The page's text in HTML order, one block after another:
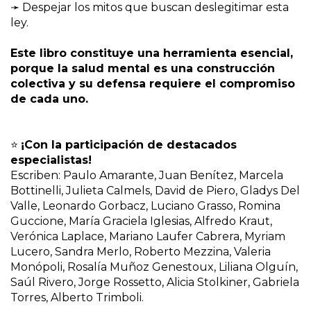
➛ Despejar los mitos que buscan deslegitimar esta
ley.
Este libro constituye una herramienta esencial,
porque la salud mental es una construcción
colectiva y su defensa requiere el compromiso
de cada uno.
⭐ ¡Con la participación de destacados
especialistas!
Escriben: Paulo Amarante, Juan Benítez, Marcela
Bottinelli, Julieta Calmels, David de Piero, Gladys Del
Valle, Leonardo Gorbacz, Luciano Grasso, Romina
Guccione, María Graciela Iglesias, Alfredo Kraut,
Verónica Laplace, Mariano Laufer Cabrera, Myriam
Lucero, Sandra Merlo, Roberto Mezzina, Valeria
Monópoli, Rosalía Muñoz Genestoux, Liliana Olguín,
Saúl Rivero, Jorge Rossetto, Alicia Stolkiner, Gabriela
Torres, Alberto Trimboli.